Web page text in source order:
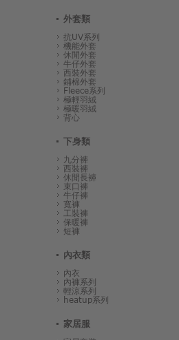
外套類
抗UV系列
機能外套
休閒外套
牛仔外套
西裝外套
鋪棉外套
Fleece系列
極輕羽絨
極暖羽絨
背心
下身類
九分褲
西裝褲
休閒長褲
束口褲
牛仔褲
寬褲
工裝褲
保暖褲
短褲
內衣類
內衣
內褲系列
輕涼系列
heatup系列
家居服